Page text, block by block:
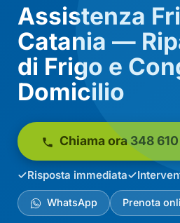
Assistenza
Catania —
di Frigo e
Domicilio
Chiama ora 348
Risposta immediata
WhatsApp Prenota